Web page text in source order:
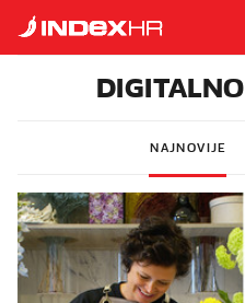
NAJNOVIJE